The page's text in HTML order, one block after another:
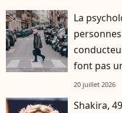
La
font pas
20 juillet 2026
Shakira,